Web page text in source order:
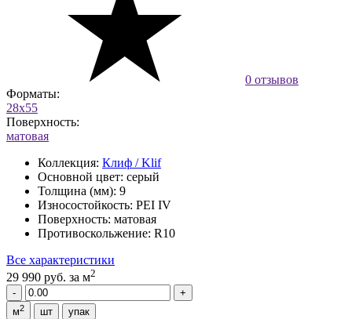
0 отзывов
Форматы:
28x55
Поверхность:
матовая
Коллекция: Клиф / Klif
Основной цвет: серый
Толщина (мм): 9
Износостойкость: PEI IV
Поверхность: матовая
Противоскольжение: R10
Все характеристики
29 990 руб. за м2
м2 шт упак